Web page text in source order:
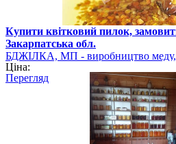
Купити квітковий пилок,
Закарпатська обл.
БДЖІЛКА, МП - виробництво меду,
квіткового пилку
Ціна:
Перегляд